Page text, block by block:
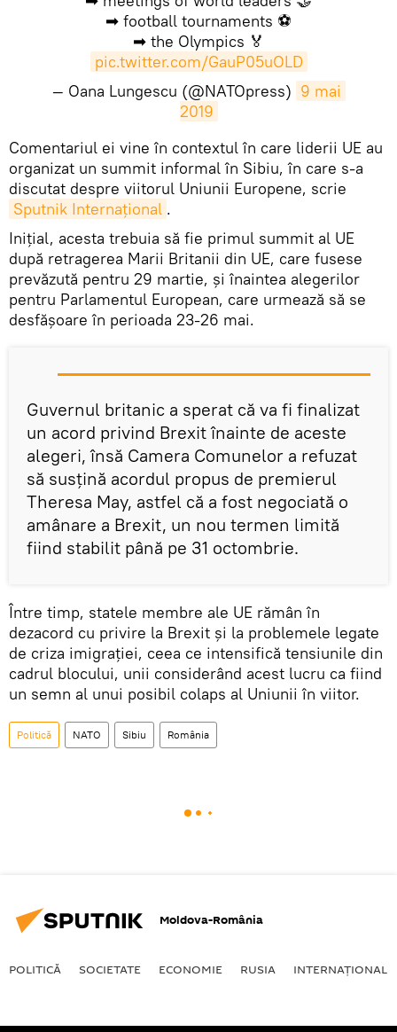
➡ football tournaments ⚽️
➡ the Olympics 🏅
pic.twitter.com/GauP05uOLD
— Oana Lungescu (@NATOpress) 9 mai
2019
Comentariul ei vine în contextul în care liderii UE au
organizat un summit informal în Sibiu, în care s-a
discutat despre viitorul Uniunii Europene, scrie
Sputnik Internaţional .
Inițial, acesta trebuia să fie primul summit al UE
după retragerea Marii Britanii din UE, care fusese
prevăzută pentru 29 martie, și înaintea alegerilor
pentru Parlamentul European, care urmează să se
desfășoare în perioada 23-26 mai.
Guvernul britanic a sperat că va fi finalizat
un acord privind Brexit înainte de aceste
alegeri, însă Camera Comunelor a refuzat
să susţină acordul propus de premierul
Theresa May, astfel că a fost negociată o
amânare a Brexit, un nou termen limită
fiind stabilit până pe 31 octombrie.
Între timp, statele membre ale UE rămân în
dezacord cu privire la Brexit și la problemele legate
de criza imigrației, ceea ce intensifică tensiunile din
cadrul blocului, unii considerând acest lucru ca fiind
un semn al unui posibil colaps al Uniunii în viitor.
Politică NATO Sibiu România
Moldova-România
POLITICĂ SOCIETATE ECONOMIE RUSIA INTERNAŢIONAL